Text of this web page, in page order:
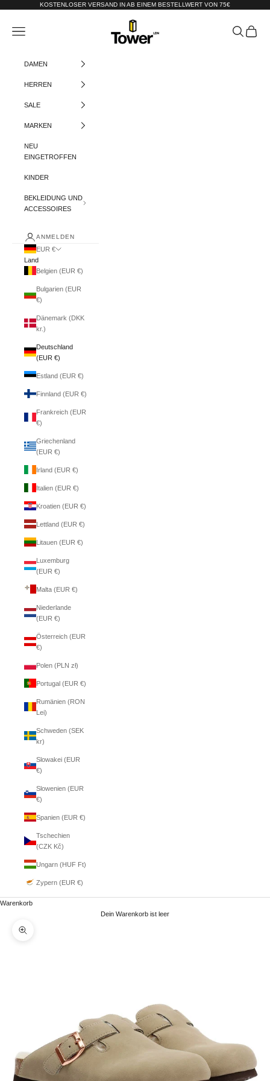
Zum Inhalt springenKOSTENLOSER VERSAND IN AB EINEM BESTELLWERT VON 75€
Tower-London.De
Menü Suchen
DAMEN
HERREN
SALE
MARKEN
NEU
EINGETROFFEN
KINDER
BEKLEIDUNG UND
ACCESSOIRES
ANMELDEN
EUR €
Land
Belgien (EUR €)
Bulgarien (EUR
€)
Dänemark (DKK
kr.)
Deutschland
(EUR €)
Estland (EUR €)
Finnland (EUR €)
Frankreich (EUR
€)
Griechenland
(EUR €)
Irland (EUR €)
Italien (EUR €)
Kroatien (EUR €)
Lettland (EUR €)
Litauen (EUR €)
Luxemburg
(EUR €)
Malta (EUR €)
Niederlande
(EUR €)
Österreich (EUR
€)
Polen (PLN zł)
Portugal (EUR €)
Rumänien (RON
Lei)
Schweden (SEK
kr)
Slowakei (EUR
€)
Slowenien (EUR
€)
Spanien (EUR €)
Tschechien
(CZK Kč)
Ungarn (HUF Ft)
Zypern (EUR €)
Warenkorb
Dein Warenkorb ist leer
Bild vergrößern